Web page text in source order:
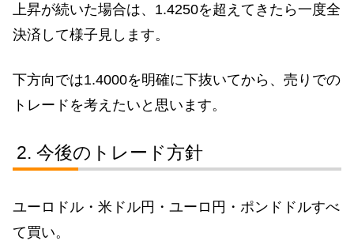
上昇が続いた場合は、1.4250を超えてきたら一度全
決済して様子見します。
下方向では1.4000を明確に下抜いてから、売りでの
トレードを考えたいと思います。
今後のトレード方針
ユーロドル・米ドル円・ユーロ円・ポンドドルすべ
て買い。